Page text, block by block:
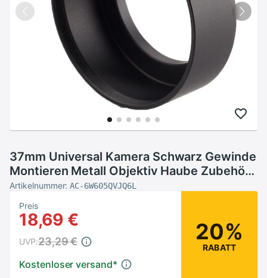
37mm Universal Kamera Schwarz Gewinde
Montieren Metall Objektiv Haube Zubehör
Schutz Kamera U8L6
Artikelnummer:AC-6W605QVJQ6L
Preis
18,69 €
Kostenloser versand*
UVP:23,29 € 20%
RABATT